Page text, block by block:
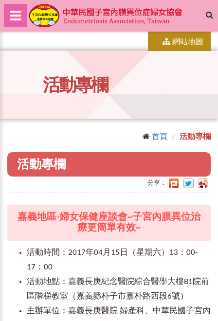
網站地圖
活動專欄
首頁 活動專欄
活動專欄
分享：
嘉義地區-婦女保健座談會~子宮內膜異位治
療更簡單有效~
活動時間：2017年04月15日（星期六）13：00-
17：00
活動地點：嘉義長庚紀念醫院綜合醫學大樓B1院前
區階梯教室（嘉義縣朴子市嘉朴路西段6號）
主辦單位：嘉義長庚醫院 婦產科、中華民國子宮內